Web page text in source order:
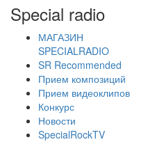
Special radio
МАГАЗИН
SPECIALRADIO
SR Recommended
Прием композиций
Прием видеоклипов
Конкурс
Новости
SpecialRockTV